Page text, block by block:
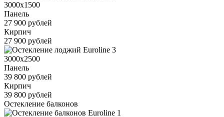
3000x1500
Панель
27 900 рублей
Кирпич
27 900 рублей
3000x2500
Панель
39 800 рублей
Кирпич
39 800 рублей
Остекление балконов